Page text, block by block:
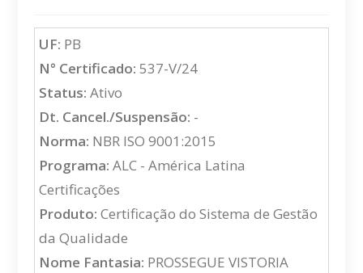
UF: PB
N° Certificado: 537-V/24
Status: Ativo
Dt. Cancel./Suspensão: -
Norma: NBR ISO 9001:2015
Programa: ALC - América Latina
Certificações
Produto: Certificação do Sistema de Gestão
da Qualidade
Nome Fantasia: PROSSEGUE VISTORIA